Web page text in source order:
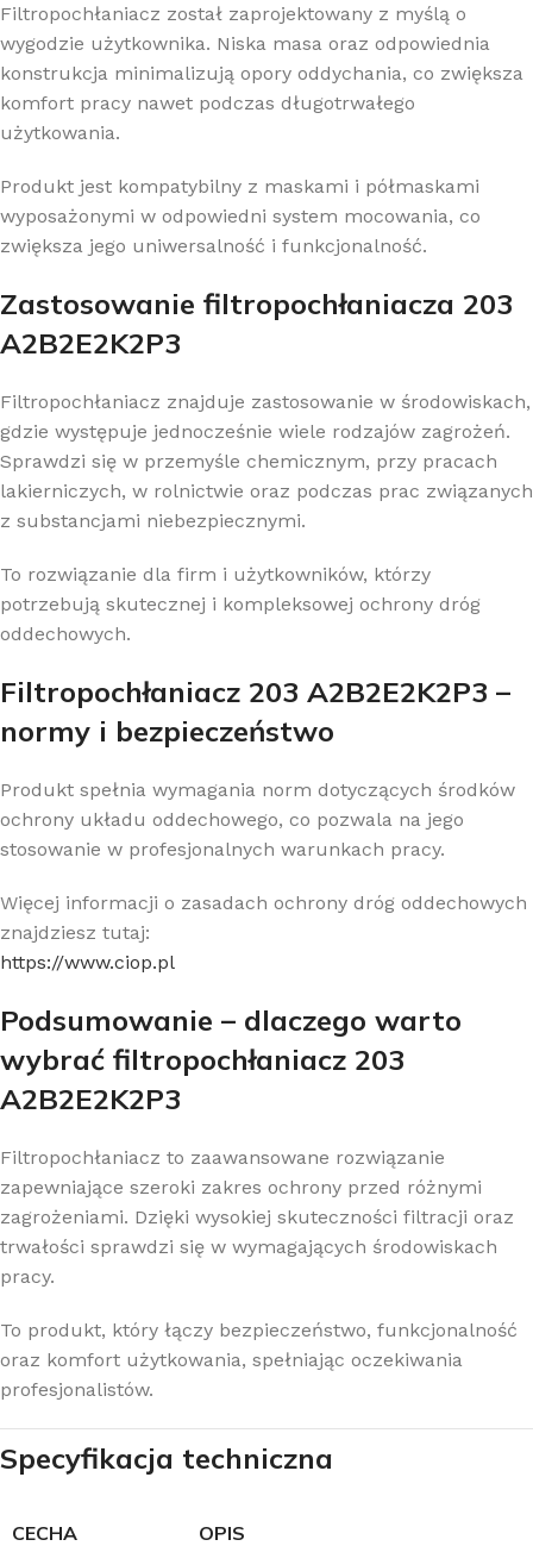
Filtropochłaniacz został zaprojektowany z myślą o
wygodzie użytkownika. Niska masa oraz odpowiednia
konstrukcja minimalizują opory oddychania, co zwiększa
komfort pracy nawet podczas długotrwałego
użytkowania.
Produkt jest kompatybilny z maskami i półmaskami
wyposażonymi w odpowiedni system mocowania, co
zwiększa jego uniwersalność i funkcjonalność.
Zastosowanie filtropochłaniacza 203
A2B2E2K2P3
Filtropochłaniacz znajduje zastosowanie w środowiskach,
gdzie występuje jednocześnie wiele rodzajów zagrożeń.
Sprawdzi się w przemyśle chemicznym, przy pracach
lakierniczych, w rolnictwie oraz podczas prac związanych
z substancjami niebezpiecznymi.
To rozwiązanie dla firm i użytkowników, którzy
potrzebują skutecznej i kompleksowej ochrony dróg
oddechowych.
Filtropochłaniacz 203 A2B2E2K2P3 –
normy i bezpieczeństwo
Produkt spełnia wymagania norm dotyczących środków
ochrony układu oddechowego, co pozwala na jego
stosowanie w profesjonalnych warunkach pracy.
Więcej informacji o zasadach ochrony dróg oddechowych
znajdziesz tutaj:
https://www.ciop.pl
Podsumowanie – dlaczego warto
wybrać filtropochłaniacz 203
A2B2E2K2P3
Filtropochłaniacz to zaawansowane rozwiązanie
zapewniające szeroki zakres ochrony przed różnymi
zagrożeniami. Dzięki wysokiej skuteczności filtracji oraz
trwałości sprawdzi się w wymagających środowiskach
pracy.
To produkt, który łączy bezpieczeństwo, funkcjonalność
oraz komfort użytkowania, spełniając oczekiwania
profesjonalistów.
Specyfikacja techniczna
CECHA OPIS